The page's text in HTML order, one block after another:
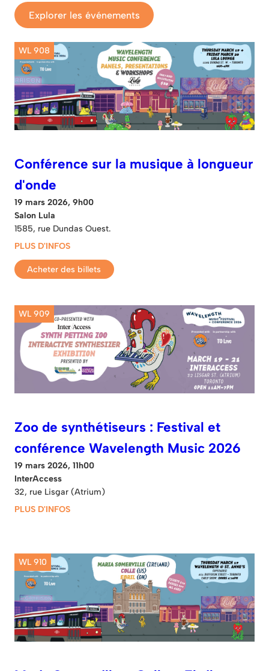
Explorer les événements
WL 908
Conférence sur la musique à longueur
d'onde
19 mars 2026, 9h00
Salon Lula
1585, rue Dundas Ouest.
PLUS D'INFOS
Acheter des billets
WL 909
Zoo de synthétiseurs : Festival et
conférence Wavelength Music 2026
19 mars 2026, 11h00
InterAccess
32, rue Lisgar (Atrium)
PLUS D'INFOS
WL 910